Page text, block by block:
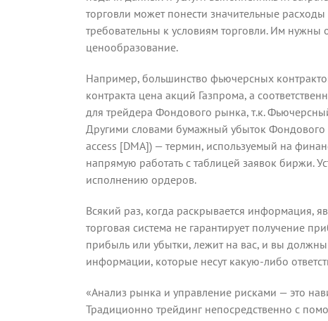
торговли может понести значительные
требовательны к условиям торговли. Им нужны
ценообразование.
Например, большинство фьючерсных
контракта цена акций Газпрома, а
для трейдера Фондового рынка, т.к.
Другими словами бумажный убыток Фондового
access [DMA]) — термин, используемый на
напрямую работать с таблицей заявок биржи.
исполнению ордеров.
Всякий раз, когда раскрывается информация,
торговая система не гарантирует получение
прибыль или убытки, лежит на вас, и вы должны
информации, которые несут какую-либо
«Анализ рынка и управление рисками — это
Традиционно трейдинг непосредственно с